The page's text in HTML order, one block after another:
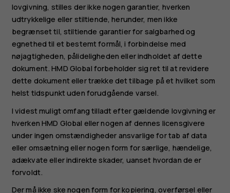
lovgivning, stilles der ikke nogen garantier, hverken
udtrykkelige eller stiltiende, herunder, men ikke
begrænset til, stiltiende garantier for salgbarhed og
egnethed til et bestemt formål, i forbindelse med
nøjagtigheden, pålideligheden eller indholdet af dette
dokument. HMD Global forbeholder sig ret til at revidere
dette dokument eller trække det tilbage på et hvilket som
helst tidspunkt uden forudgående varsel.
I videst muligt omfang tilladt efter gældende lovgivning er
hverken HMD Global eller nogen af dennes licensgivere
under ingen omstændigheder ansvarlige for tab af data
eller omsætning eller nogen form for særlige, hændelige,
adækvate eller indirekte skader, uanset hvordan de er
forvoldt.
Der må ikke ske nogen form for kopiering, overførsel eller